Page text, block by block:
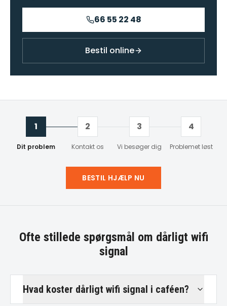
66 55 22 48
Bestil online
1
Dit problem
2
Kontakt os
3
Vi besøger dig
4
Problemet løst
BESTIL HJÆLP NU
Ofte stillede spørgsmål om dårligt wifi
signal
Hvad koster dårligt wifi signal i caféen?